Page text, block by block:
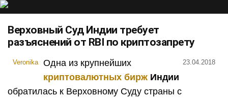
Верховный Суд Индии требует
разъяснений от RBI по криптозапрету
Veronika 23.04.2018
Одна из крупнейших
криптовалютных бирж Индии
обратилась к Верховному Суду страны с